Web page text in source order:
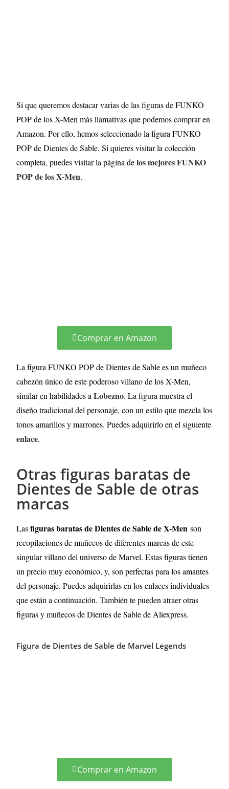
Si que queremos destacar varias de las figuras de FUNKO
POP de los X-Men más llamativas que podemos comprar en
Amazon. Por ello, hemos seleccionado la figura FUNKO
POP de Dientes de Sable. Si quieres visitar la colección
completa, puedes visitar la página delos mejores FUNKO
POP de los X-Men.
Comprar en Amazon
La figura FUNKO POP de Dientes de Sable es un muñeco
cabezón único de este poderoso villano de los X-Men,
similar en habilidades aLobezno. La figura muestra el
diseño tradicional del personaje, con un estilo que mezcla los
tonos amarillos y marrones. Puedes adquirirlo en el siguiente
enlace.
Otras figuras baratas de
Dientes de Sable de otras
marcas
Lasfiguras baratas de Dientes de Sable de X-Menson
recopilaciones de muñecos de diferentes marcas de este
singular villano del universo de Marvel. Estas figuras tienen
un precio muy económico, y, son perfectas para los amantes
del personaje. Puedes adquirirlas en los enlaces individuales
que están a continuación. También te pueden atraer otras
figuras y muñecos de Dientes de Sable de Aliexpress.
Figura de Dientes de Sable de Marvel Legends
Comprar en Amazon